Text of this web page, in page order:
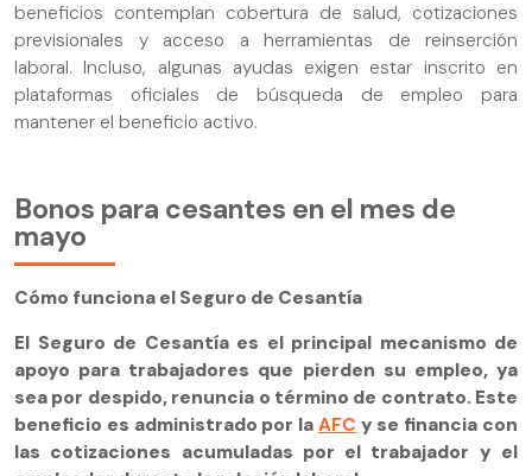
beneficios contemplan cobertura de salud, cotizaciones
previsionales y acceso a herramientas de reinserción
laboral. Incluso, algunas ayudas exigen estar inscrito en
plataformas oficiales de búsqueda de empleo para
mantener el beneficio activo.
Bonos para cesantes en el mes de
mayo
Cómo funciona el Seguro de Cesantía
El Seguro de Cesantía es el principal mecanismo de
apoyo para trabajadores que pierden su empleo, ya
sea por despido, renuncia o término de contrato. Este
beneficio es administrado por la AFC y se financia con
las cotizaciones acumuladas por el trabajador y el